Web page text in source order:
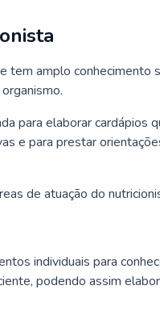
tem amplo conhecimento
para elaborar cardápios
e para prestar
de atuação do
individuais para
podendo assim